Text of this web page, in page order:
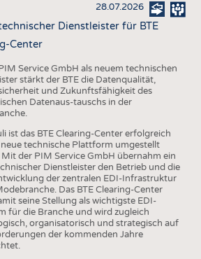
28.07.2026
Dienstleister für BTE
Center
Service GmbH als neuem technischen
stärkt der BTE die Datenqualität,
und Zukunftsfähigkeit des
Datenaus-tauschs in der
ist das BTE Clearing-Center erfolgreich
technische Plattform umgestellt
der PIM Service GmbH übernahm ein
Dienstleister den Betrieb und die
der zentralen EDI-Infrastruktur
Das BTE Clearing-Center
seine Stellung als wichtigste EDI-
für die Branche und wird zugleich
organisatorisch und strategisch auf
der kommenden Jahre